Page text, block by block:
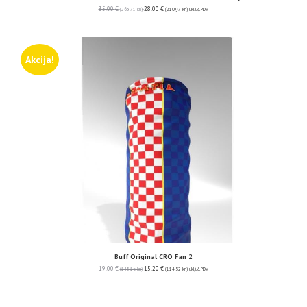
35.00€ (263.71 kn) 28.00 € (210.97 kn) uključ. PDV
Akcija!
Buff Original CRO Fan 2
19.00€ (143.16 kn) 15.20 € (114.52 kn) uključ. PDV